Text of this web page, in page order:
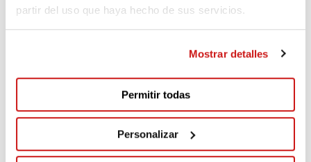
partir del uso que haya hecho de sus servicios.
Mostrar detalles
Permitir todas
Personalizar
maquina
Mª Ángeles
Fa 299 dies
Gracias por involucrarte e involucrarnos en estas